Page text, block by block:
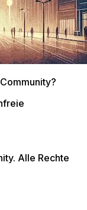
?
. Alle Rechte